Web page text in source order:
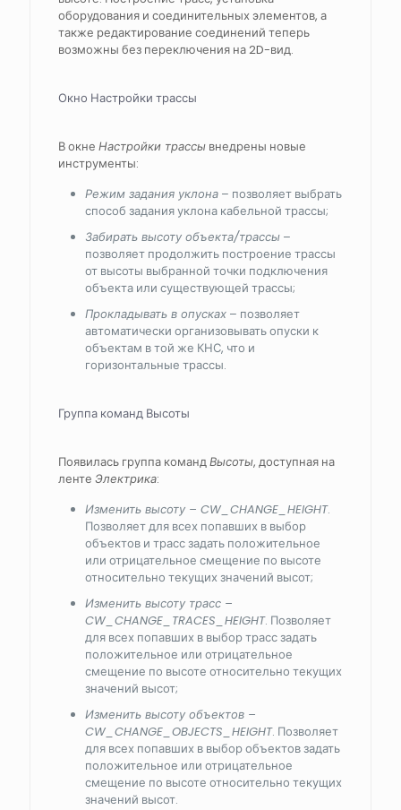
оборудования и соединительных элементов, а
также редактирование соединений теперь
возможны без переключения на 2D-вид.
Окно Настройки трассы
В окне Настройки трассывнедрены новые
инструменты:
Режим задания уклона– позволяет выбрать
способ задания уклона кабельной трассы;
Забирать высоту объекта/трассы–
позволяет продолжить построение трассы
от высоты выбранной точки подключения
объекта или существующей трассы;
Прокладывать в опусках– позволяет
автоматически организовывать опуски к
объектам в той же КНС, что и
горизонтальные трассы.
Группа команд Высоты
Появилась группа командВысоты, доступная на
ленте Электрика:
Изменить высоту – CW_CHANGE_HEIGHT.
Позволяет для всех попавших в выбор
объектов и трасс задать положительное
или отрицательное смещение по высоте
относительно текущих значений высот;
Изменить высоту трасс –
CW_CHANGE_TRACES_HEIGHT. Позволяет
для всех попавших в выбор трасс задать
положительное или отрицательное
смещение по высоте относительно текущих
значений высот;
Изменить высоту объектов –
CW_CHANGE_OBJECTS_HEIGHT. Позволяет
для всех попавших в выбор объектов задать
положительное или отрицательное
смещение по высоте относительно текущих
значений высот.